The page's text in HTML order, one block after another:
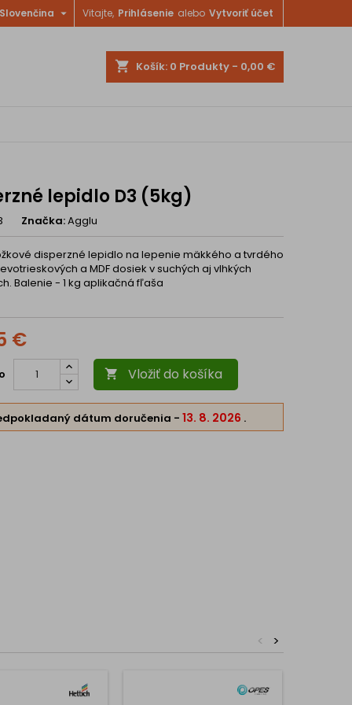
Vitajte, Prihlásenie alebo Vytvoriť účet
Slovenčina 
shopping_cart Košík: 0 Produkty - 0,00 €
lepidlo D3 (5kg)
Značka:Agglu
disperzné lepidlo na lepenie mäkkého a tvrdého
a MDF dosiek v suchých aj vlhkých
Balenie - 1 kg aplikačná fľaša
€
 Vložiť do košíka
dátum doručenia - 13. 8. 2026 .
>
<